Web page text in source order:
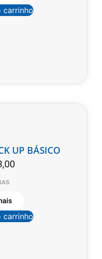
carrinho
UP BÁSICO
carrinho